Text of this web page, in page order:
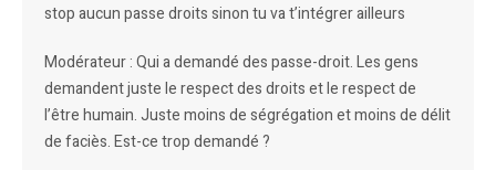
stop aucun passe droits sinon tu va t’intégrer ailleurs
Modérateur : Qui a demandé des passe-droit. Les gens
demandent juste le respect des droits et le respect de
l’être humain. Juste moins de ségrégation et moins de délit
de faciès. Est-ce trop demandé ?